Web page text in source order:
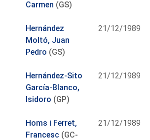
Carmen (GS)
Hernández
Moltó, Juan
Pedro (GS)
21/12/1989
Hernández-Sito
García-Blanco,
Isidoro (GP)
21/12/1989
Homs i Ferret,
Francesc (GC-
21/12/1989